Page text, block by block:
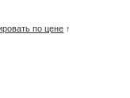
по цене ↑